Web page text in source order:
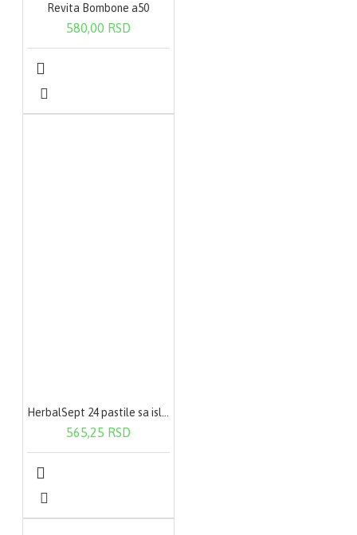
Revita Bombone a50
580,00 RSD
565,25 RSD